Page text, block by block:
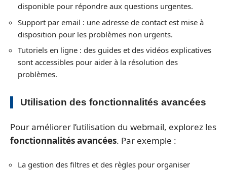
disponible pour répondre aux questions urgentes.
Support par email : une adresse de contact est mise à
disposition pour les problèmes non urgents.
Tutoriels en ligne : des guides et des vidéos explicatives
sont accessibles pour aider à la résolution des
problèmes.
Utilisation des fonctionnalités avancées
Pour améliorer l’utilisation du webmail, explorez les
fonctionnalités avancées. Par exemple :
La gestion des filtres et des règles pour organiser